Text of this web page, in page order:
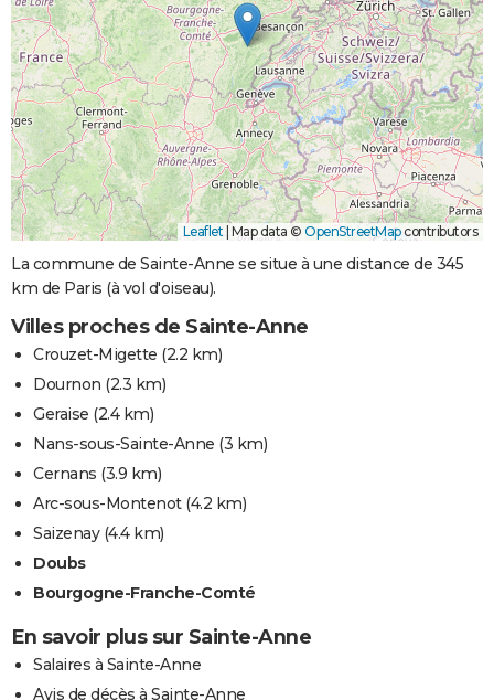
Leaflet Map data © OpenStreetMapcontributors
La commune de Sainte-Anne se situe à une distance de 345
km de Paris (à vol d'oiseau).
Villes proches de Sainte-Anne
Crouzet-Migette (2.2 km)
Dournon (2.3 km)
Geraise (2.4 km)
Nans-sous-Sainte-Anne (3 km)
Cernans (3.9 km)
Arc-sous-Montenot(4.2 km)
Saizenay(4.4 km)
Doubs
Bourgogne-Franche-Comté
En savoir plus sur Sainte-Anne
Salaires à Sainte-Anne
Avis de décès à Sainte-Anne